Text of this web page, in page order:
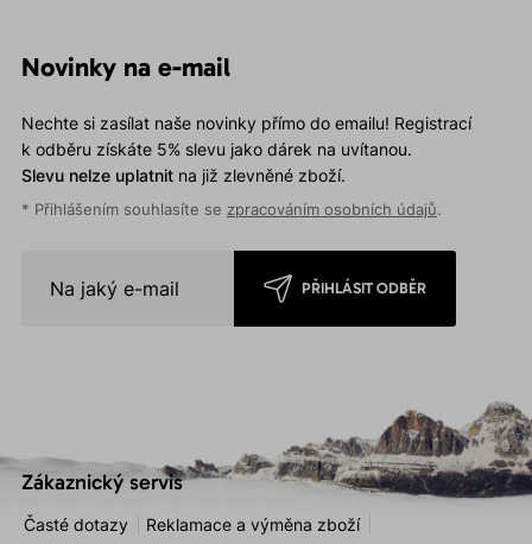
Novinky na e-mail
Nechte si zasílat naše novinky přímo do emailu! Registrací
k odběru získáte 5% slevu jako dárek na uvítanou.
Slevu nelze uplatnitna již zlevněné zboží.
* Přihlášením souhlasíte se zpracováním osobních údajů.
PŘIHLÁSIT ODBĚR
Zákaznický servis
Časté dotazy Reklamace a výměna zboží